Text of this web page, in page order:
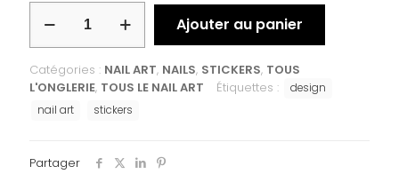
Ajouter au panier
Catégories : NAIL ART, NAILS, STICKERS, TOUS
L'ONGLERIE, TOUS LE NAIL ART Étiquettes :
design
nail art
stickers
Partager